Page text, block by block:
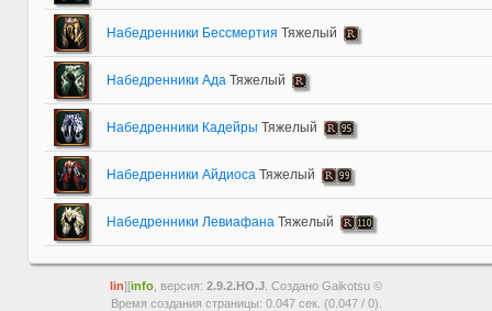
Набедренники Бессмертия Тяжелый
Набедренники Ада Тяжелый
Набедренники Кадейры Тяжелый
Набедренники Айдиоса Тяжелый
Набедренники Левиафана Тяжелый
lin][info , версия: 2.9.2.HO.J . Создано Gaikotsu ©
Время создания страницы: 0.047 сек. (0.047 / 0).